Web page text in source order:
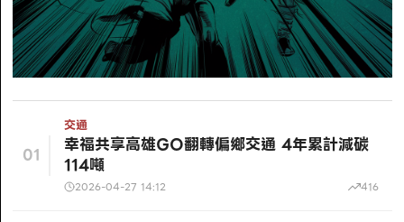
01
交通
幸福共享高雄GO翻轉偏鄉交通 4年累計減碳
114噸
2026-04-27 14:12 416